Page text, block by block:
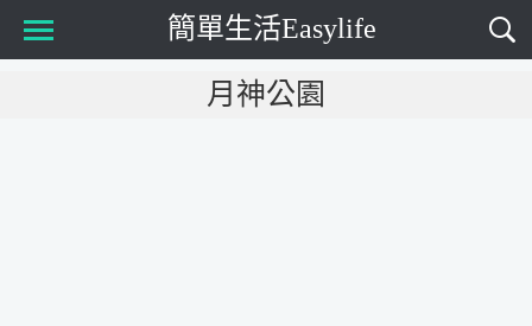
簡單生活Easylife
月神公園